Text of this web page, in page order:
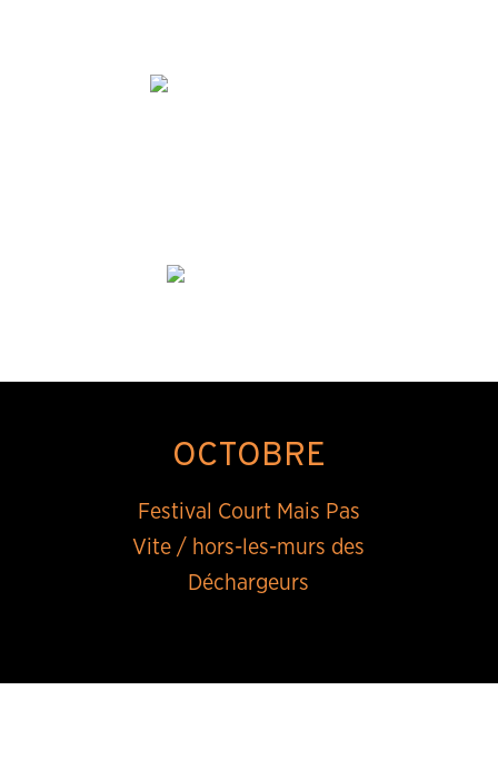
OCTOBRE
Festival Court Mais Pas
Vite / hors-les-murs des
Déchargeurs